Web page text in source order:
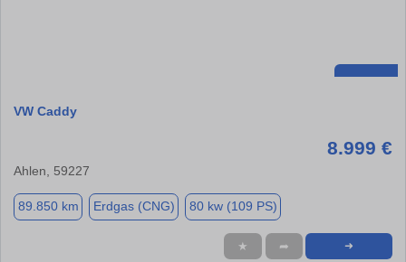
VW Caddy
8.999 €
Ahlen, 59227
89.850 km Erdgas (CNG) 80 kw (109 PS)
★ ➦ ➜